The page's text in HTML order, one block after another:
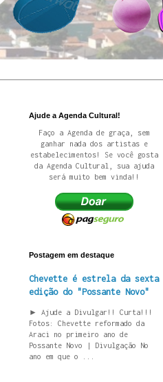
Ajude a Agenda Cultural!
Faço a Agenda de graça, sem
ganhar nada dos artistas e
estabelecimentos! Se você gosta
da Agenda Cultural, sua ajuda
será muito bem vinda!!
Postagem em destaque
Chevette é estrela da sexta
edição do "Possante Novo"
► Ajude a Divulgar!! Curta!!!
Fotos: Chevette reformado da
Araci no primeiro ano de
Possante Novo | Divulgação No
ano em que o ...